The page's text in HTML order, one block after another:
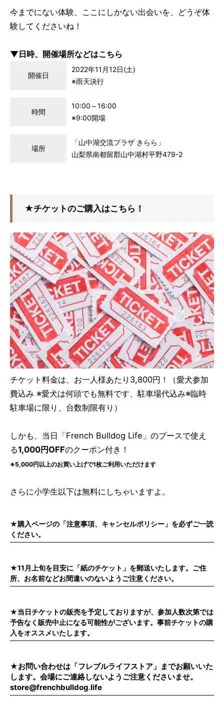
今までにない体験、ここにしかない出会いを、どうぞ体
験してくださいね！
▼日時、開催場所などはこちら
開催日
2022年11月12日(土)
※雨天決行
時間
10:00～16:00
※9:00開場
場所
「山中湖交流プラザ きらら」
山梨県南都留郡山中湖村平野479-2
★チケットのご購入はこちら！
チケット料金は、お一人様あたり3,800円！（愛犬参加
費込み ※愛犬は何頭でも無料です、駐車場代込み※臨時
駐車場に限り、台数制限有り ）
しかも、当日「French Bulldog Life」のブースで使え
る1,000円OFFのクーポン付き！
※5,000円以上のお買い上げで1枚ご利用いただけます
さらに小学生以下は無料にしちゃいますよ。
★購入ページの「注意事項、キャンセルポリシー」を必ずご一読
ください。
★11月上旬を目安に「紙のチケット」を郵送いたします。ご住
所、お名前などお間違いのないようご注意ください。
★当日チケットの販売を予定しておりますが、参加人数次第では
予告なく販売中止になる可能性がございます。事前チケットの購
入をオススメいたします。
★お問い合わせは「フレブルライフストア」までお願いいた
します。会場にご連絡しないようご注意くださいませ。
store@frenchbulldog.life